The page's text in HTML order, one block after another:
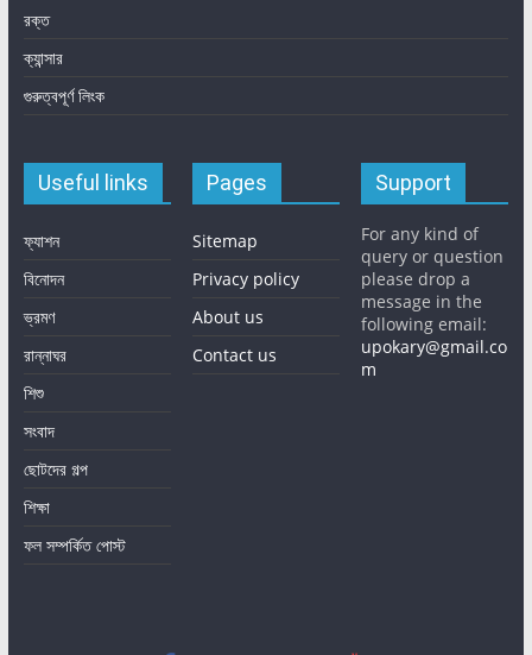
রক্ত
ক্যান্সার
গুরুত্বপূর্ণ লিংক
Useful links
ফ্যাশন
বিনোদন
ভ্রমণ
রান্নাঘর
শিশু
সংবাদ
ছোটদের গল্প
শিক্ষা
ফল সম্পর্কিত পোস্ট
Pages
Sitemap
Privacy policy
About us
Contact us
Support
For any kind of
query or question
please drop a
message in the
following email:
upokary@gmail.co
m